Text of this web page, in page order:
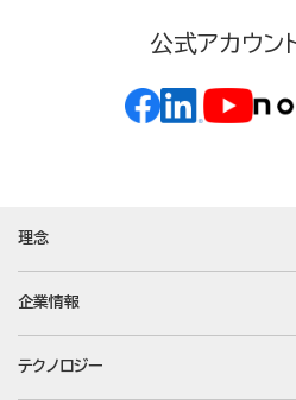
公式アカウン
理念
企業情報
テクノロジー